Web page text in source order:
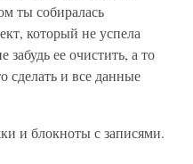
ты собиралась
который не успела
ее очистить, а то
сделать и все данные
и блокноты с записями.